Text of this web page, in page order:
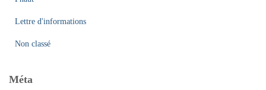
Lettre d'informations
Non classé
Méta